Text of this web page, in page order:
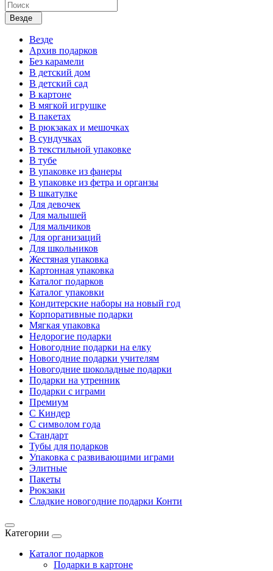
Везде
Везде
Архив подарков
Без карамели
В детский дом
В детский сад
В картоне
В мягкой игрушке
В пакетах
В рюкзаках и мешочках
В сундучках
В текстильной упаковке
В тубе
В упаковке из фанеры
В упаковке из фетра и органзы
В шкатулке
Для девочек
Для малышей
Для мальчиков
Для организаций
Для школьников
Жестяная упаковка
Картонная упаковка
Каталог подарков
Каталог упаковки
Кондитерские наборы на новый год
Корпоративные подарки
Мягкая упаковка
Недорогие подарки
Новогодние подарки на елку
Новогодние подарки учителям
Новогодние шоколадные подарки
Подарки на утренник
Подарки с играми
Премиум
С Киндер
С символом года
Стандарт
Тубы для подарков
Упаковка с развивающими играми
Элитные
Пакеты
Рюкзаки
Сладкие новогодние подарки Конти
Категории
Каталог подарков
Подарки в картоне